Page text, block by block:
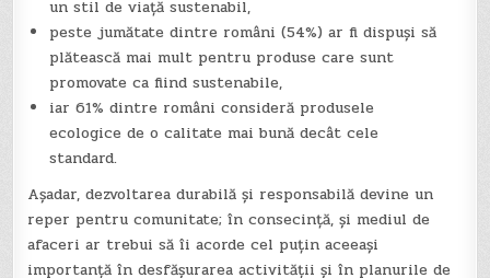
un stil de viață sustenabil,
peste jumătate dintre români (54%) ar fi dispuși să
plătească mai mult pentru produse care sunt
promovate ca fiind sustenabile,
iar 61% dintre români consideră produsele
ecologice de o calitate mai bună decât cele
standard.
Așadar, dezvoltarea durabilă și responsabilă devine un
reper pentru comunitate; în consecință, și mediul de
afaceri ar trebui să îi acorde cel puțin aceeași
importanță în desfășurarea activității și în planurile de